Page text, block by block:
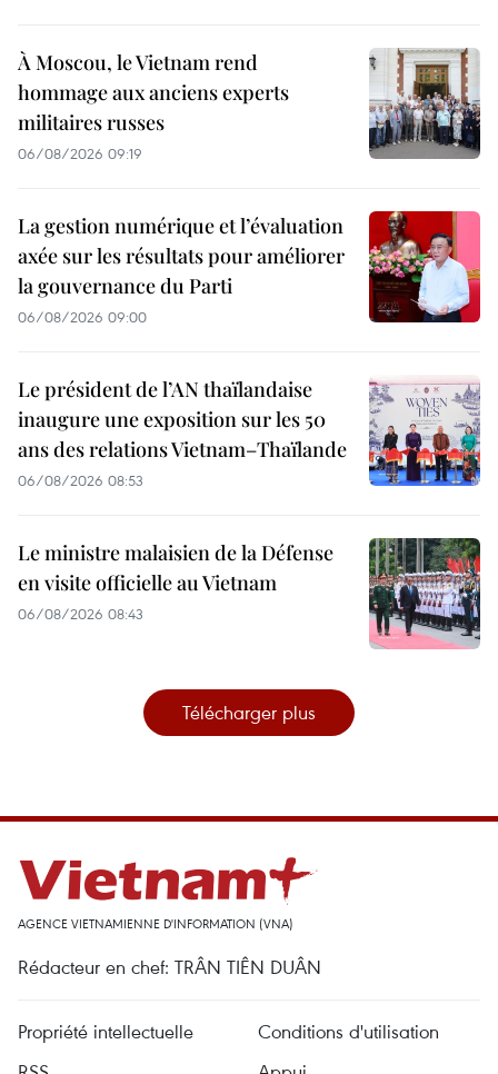
À Moscou, le Vietnam rend
hommage aux anciens experts
militaires russes
06/08/2026 09:19
La gestion numérique et l’évaluation
axée sur les résultats pour améliorer
la gouvernance du Parti
06/08/2026 09:00
Le président de l’AN thaïlandaise
inaugure une exposition sur les 50
ans des relations Vietnam–Thaïlande
06/08/2026 08:53
Le ministre malaisien de la Défense
en visite officielle au Vietnam
06/08/2026 08:43
Télécharger plus
AGENCE VIETNAMIENNE D'INFORMATION (VNA)
Rédacteur en chef: TRÂN TIÊN DUÂN
Propriété intellectuelle
Conditions d'utilisation